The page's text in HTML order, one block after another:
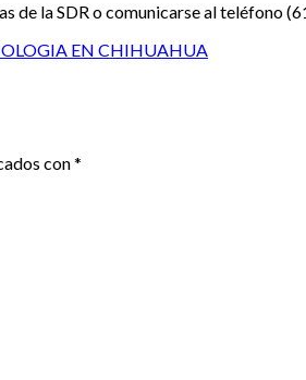
de la SDR o comunicarse al teléfono
EN CHIHUAHUA
con*